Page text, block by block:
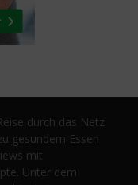
durch das Netz
gesundem Essen
mit
Unter dem